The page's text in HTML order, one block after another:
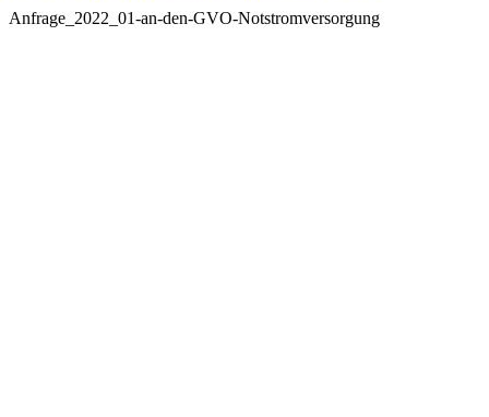
Anfrage_2022_01-an-den-GVO-Notstromversorgung